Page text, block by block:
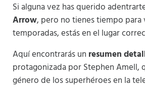
Si alguna vez has querido
Arrow, pero no tienes tiempo para
temporadas, estás en el lugar
Aquí encontrarás un resumen
protagonizada por Stephen Amell,
género de los superhéroes en la